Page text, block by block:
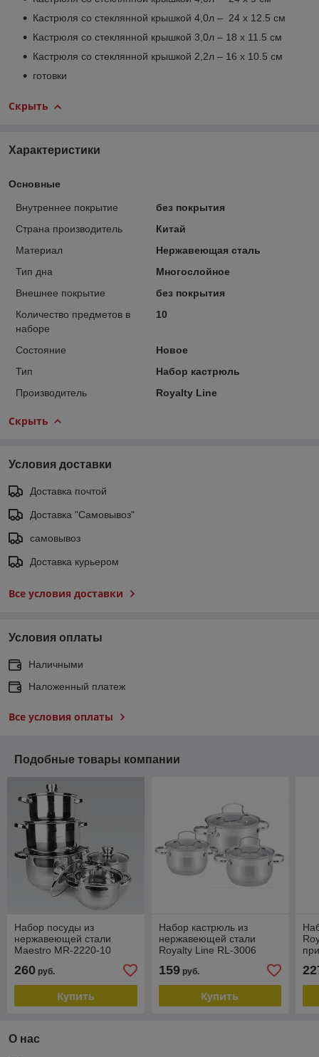
Кастрюля со стеклянной крышкой 4,0л – 24 x 12.5 см
Кастрюля со стеклянной крышкой 3,0л – 18 x 11.5 см
Кастрюля со стеклянной крышкой 2,2л – 16 x 10.5 см
готовки
Скрыть
Характеристики
Основные
Внутреннее покрытие
без покрытия
Страна производитель
Китай
Материал
Нержавеющая сталь
Тип дна
Многослойное
Внешнее покрытие
без покрытия
Количество предметов в
наборе
10
Состояние
Новое
Тип
Набор кастрюль
Производитель
Royalty Line
Скрыть
Условия доставки
Доставка почтой
Доставка "Самовывоз"
самовывоз
Доставка курьером
Все условия доставки
Условия оплаты
Наличными
Наложенный платеж
Все условия оплаты
Подобные товары компании
Набор посуды из
нержавеющей стали
Maestro MR-2220-10
260 руб.
Купить
Набор кастрюль из
нержавеющей стали
Royalty Line RL-3006
159руб.
Купить
О нас